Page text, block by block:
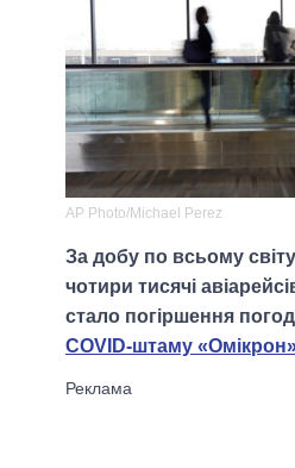
AP Photo/Michael Perez
За добу по всьому
чотири тисячі
стало погіршення
COVID-штаму